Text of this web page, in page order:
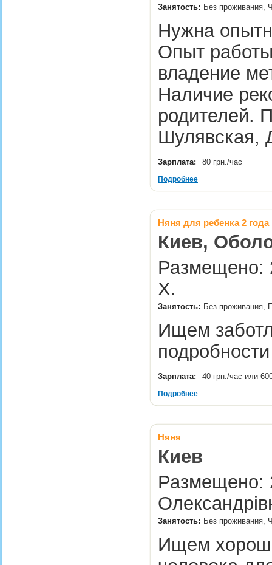
Занятость: Без проживания,
Нужна
Опыт
владение
Наличие
родителей.
Шулявская,
Зарплата: 80 грн./час
Подробнее
Няня для ребенка 2 года
Киев,
Размещено:
Х.
Занятость: Без проживания,
Ищем
Зарплата: 40 грн./час или
Подробнее
Няня
Киев
Размещено:
Занятость: Без проживания,
Ищем